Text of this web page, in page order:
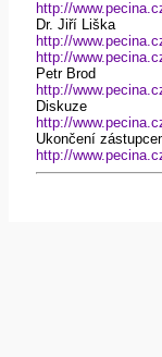
http://
Dr. Jiří Liška
http://
http://
Petr Brod
http://
Diskuze
http://
Ukončení
http://